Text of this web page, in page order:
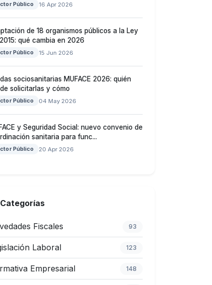
Público 16 Apr 2026
de 18 organismos públicos a la Ley
qué cambia en 2026
Público 15 Jun 2026
sociosanitarias MUFACE 2026: quién
solicitarlas y cómo
Público 04 May 2026
y Seguridad Social: nuevo convenio de
sanitaria para func...
Público 20 Apr 2026
Categorías
Fiscales 93
Laboral 123
Empresarial 148